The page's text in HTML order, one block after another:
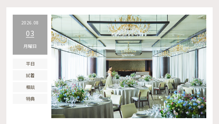
2026.08
03
月曜日
平日
試着
相談
特典